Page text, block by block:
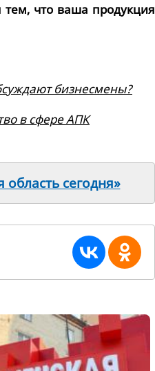
тем, что ваша продукция
бизнесмены?
в сфере АПК
сегодня»